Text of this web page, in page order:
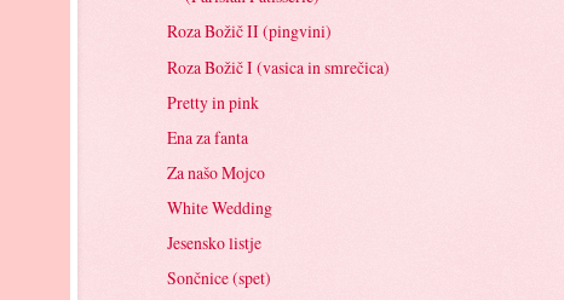
Roza Božič II (pingvini)
Roza Božič I (vasica in smrečica)
Pretty in pink
Ena za fanta
Za našo Mojco
White Wedding
Jesensko listje
Sončnice (spet)